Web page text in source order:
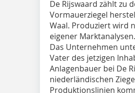
De Rijswaard zählt zu
Vormauerziegel
Waal. Produziert wird
eigener Marktanalysen.
Das Unternehmen
Vater des jetzigen
Anlagenbauer bei De
niederländischen
Produktionslinien